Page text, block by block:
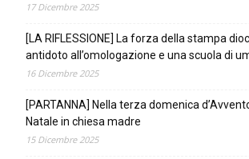
17 Dicembre 2025
[LA RIFLESSIONE] La forza della stampa
antidoto all’omologazione e una scuola di
16 Dicembre 2025
[PARTANNA] Nella terza domenica
Natale in chiesa madre
15 Dicembre 2025